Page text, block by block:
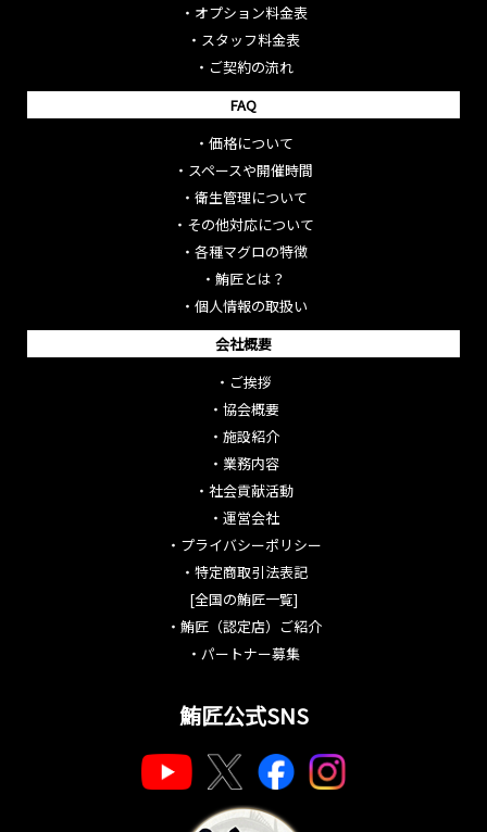
・ オプション料金表
・ スタッフ料金表
・ ご契約の流れ
FAQ
・ 価格について
・ スペースや開催時間
・ 衛生管理について
・ その他対応について
・ 各種マグロの特徴
・ 鮪匠とは？
・ 個人情報の取扱い
会社概要
・ ご挨拶
・ 協会概要
・ 施設紹介
・ 業務内容
・ 社会貢献活動
・ 運営会社
・ プライバシーポリシー
・ 特定商取引法表記
[全国の鮪匠一覧]
・ 鮪匠（認定店）ご紹介
・ パートナー募集
鮪匠公式SNS